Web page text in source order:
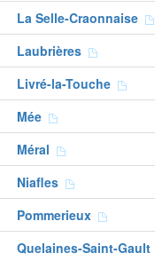
La Selle-Craonnaise
Laubrières
Livré-la-Touche
Mée
Méral
Niafles
Pommerieux
Quelaines-Saint-Gault